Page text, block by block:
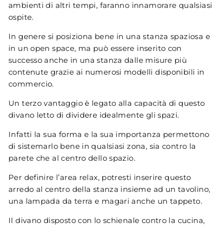
ambienti di altri tempi, faranno innamorare qualsiasi
ospite.
In genere si posiziona bene in una stanza spaziosa e
in un open space, ma può essere inserito con
successo anche in una stanza dalle misure più
contenute grazie ai numerosi modelli disponibili in
commercio.
Un terzo vantaggio è legato alla capacità di questo
divano letto di dividere idealmente gli spazi.
Infatti la sua forma e la sua importanza permettono
di sistemarlo bene in qualsiasi zona, sia contro la
parete che al centro dello spazio.
Per definire l’area relax, potresti inserire questo
arredo al centro della stanza insieme ad un tavolino,
una lampada da terra e magari anche un tappeto.
Il divano disposto con lo schienale contro la cucina,